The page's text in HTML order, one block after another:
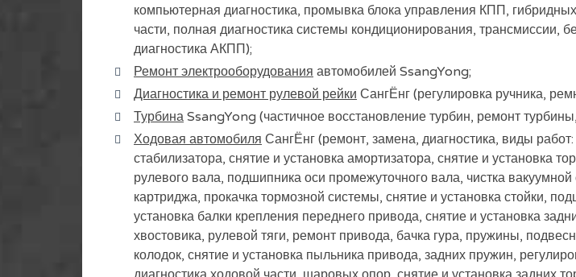
компьютерная диагностика, промывка блока управления КПП,
части, полная диагностика системы кондиционирования, трансмиссии,
диагностика АКПП);
Ремонт электрооборудования автомобилей SsangYong;
Диагностика и ремонт рулевой рейки СангЁнг (регулировка ручника,
Турбина SsangYong (частичное восстановление турбин, ремонт
Ходовая автомобиля СангЁнг (ремонт, замена, диагностика, виды
стабилизатора, снятие и установка амортизатора, снятие и установка
рулевого вала, подшипника оси промежуточного вала, чистка
картриджа, прокачка тормозной системы, снятие и установка стойки,
установка балки крепления переднего привода, снятие и установка
хвостовика, рулевой тяги, ремонт привода, бачка гура, пружины,
колодок, снятие и установка пыльника привода, задних пружин,